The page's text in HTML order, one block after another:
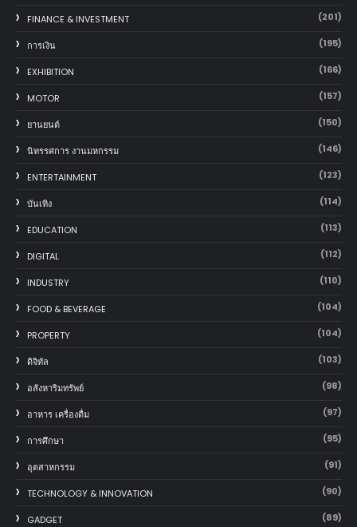
FINANCE & INVESTMENT (201)
การเงิน (195)
EXHIBITION (166)
MOTOR (157)
‎ยานยนต์‎ (150)
นิทรรศการ งานมหกรรม (146)
ENTERTAINMENT (123)
บันเทิง (114)
EDUCATION (113)
DIGITAL (112)
INDUSTRY (110)
FOOD & BEVERAGE (104)
PROPERTY (104)
ดิจิทัล (103)
อสังหาริมทรัพย์ (98)
อาหาร เครื่องดื่ม (97)
การศึกษา (95)
อุตสาหกรรม (91)
TECHNOLOGY & INNOVATION (90)
GADGET (89)